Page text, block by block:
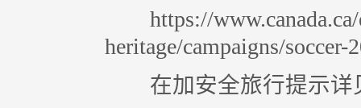
https://www.canada.ca/
heritage/campaigns/
在加安全旅行提示详